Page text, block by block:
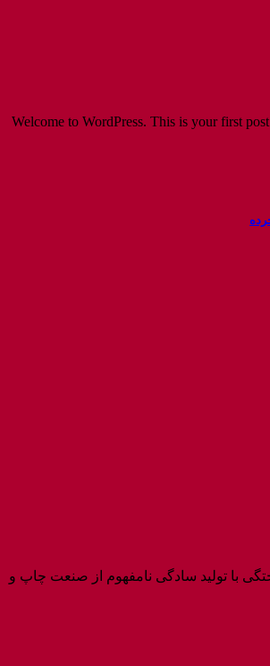
Welcome to WordPress. This is your first
با تولید سادگی نامفهوم از صنعت چاپ و